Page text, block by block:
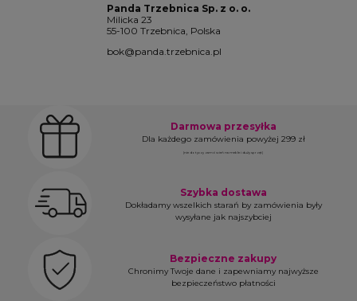
Panda Trzebnica Sp. z o. o.
Milicka 23
55-100 Trzebnica, Polska
bok@panda.trzebnica.pl
Darmowa przesyłka
Dla każdego zamówienia powyżej 299 zł
(nie dotyczy zamówień na meble i duży sprzęt)
Szybka dostawa
Dokładamy wszelkich starań by zamówienia były
wysyłane jak najszybciej
Bezpieczne zakupy
Chronimy Twoje dane i zapewniamy najwyższe
bezpieczeństwo płatności